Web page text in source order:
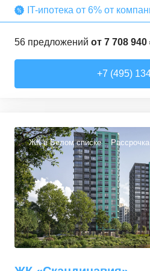
IT-ипотека от 6% от
56 предложений от 7 708 940
34,71–49,54м²
2-комн. кв.
50,6–60,29
3-комн. кв.
74,3–94,8м²
+7 (495)
ЖК в Белом списке Рассрочка